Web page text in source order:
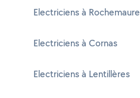
Electriciens à Rochemaure
Electriciens à Cornas
Electriciens à Lentillères